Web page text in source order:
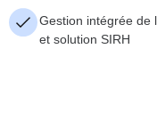
Gestion intégrée de
et solution SIRH